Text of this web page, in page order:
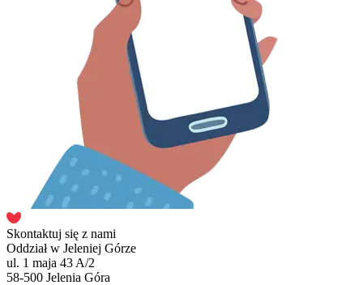
Skontaktuj się z nami
Oddział w Jeleniej Górze
ul. 1 maja 43 A/2
58-500 Jelenia Góra